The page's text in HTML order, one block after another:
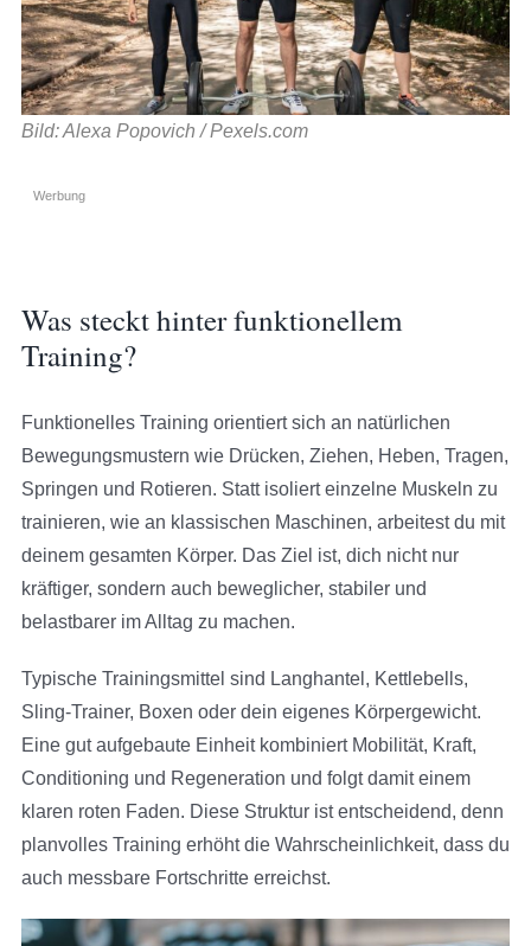
Bild: Alexa Popovich / Pexels.com
Werbung
Was steckt hinter funktionellem
Training?
Funktionelles Training orientiert sich an natürlichen
Bewegungsmustern wie Drücken, Ziehen, Heben, Tragen,
Springen und Rotieren. Statt isoliert einzelne Muskeln zu
trainieren, wie an klassischen Maschinen, arbeitest du mit
deinem gesamten Körper. Das Ziel ist, dich nicht nur
kräftiger, sondern auch beweglicher, stabiler und
belastbarer im Alltag zu machen.
Typische Trainingsmittel sind Langhantel, Kettlebells,
Sling-Trainer, Boxen oder dein eigenes Körpergewicht.
Eine gut aufgebaute Einheit kombiniert Mobilität, Kraft,
Conditioning und Regeneration und folgt damit einem
klaren roten Faden. Diese Struktur ist entscheidend, denn
planvolles Training erhöht die Wahrscheinlichkeit, dass du
auch messbare Fortschritte erreichst.